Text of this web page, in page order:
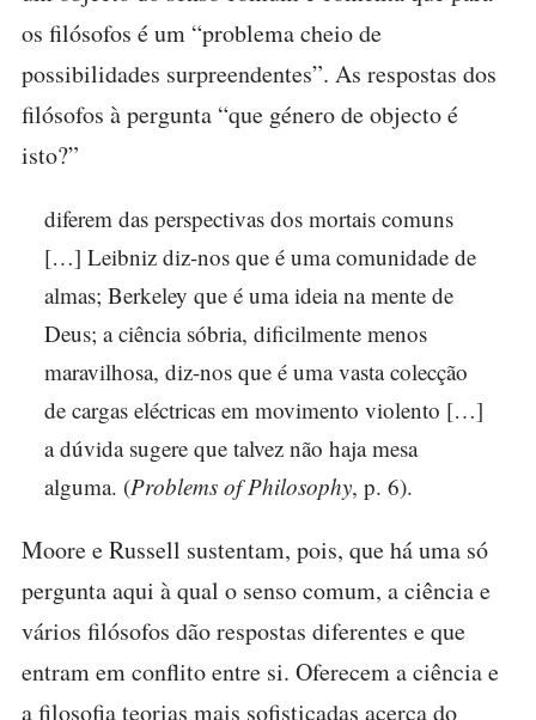
os filósofos é um “problema cheio de
possibilidades surpreendentes”. As respostas dos
filósofos à pergunta “que género de objecto é
isto?”
diferem das perspectivas dos mortais comuns
[…] Leibniz diz-nos que é uma comunidade de
almas; Berkeley que é uma ideia na mente de
Deus; a ciência sóbria, dificilmente menos
maravilhosa, diz-nos que é uma vasta colecção
de cargas eléctricas em movimento violento […]
a dúvida sugere que talvez não haja mesa
alguma. (Problems of Philosophy, p. 6).
Moore e Russell sustentam, pois, que há uma só
pergunta aqui à qual o senso comum, a ciência e
vários filósofos dão respostas diferentes e que
entram em conflito entre si. Oferecem a ciência e
a filosofia teorias mais sofisticadas acerca do